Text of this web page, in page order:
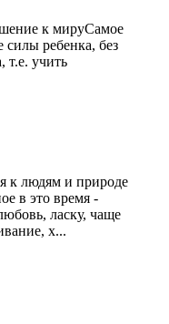
к мируСамое
силы ребенка, без
т.е. учить
к людям и природе
в это время -
ласку, чаще
х...